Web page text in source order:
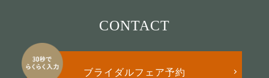
CONTACT
ブライダルフェア予約